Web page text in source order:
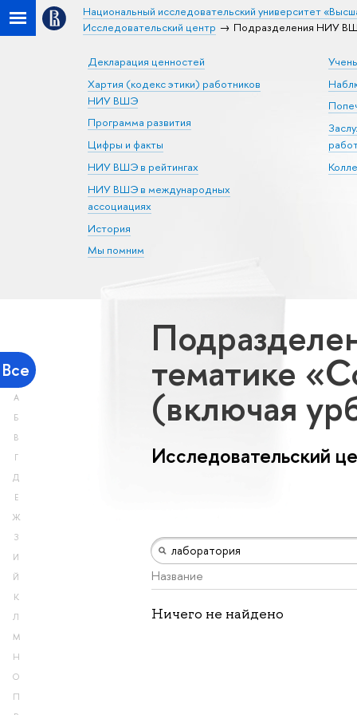
Национальный исследовательский университет
Исследовательский центр
Подразделения НИУ
Декларация ценностей
Хартия (кодекс этики) работников
НИУ ВШЭ
Программа развития
Цифры и факты
НИУ ВШЭ в рейтингах
НИУ ВШЭ в международных
ассоциациях
История
Мы помним
Все
А
Б
В
Г
Д
Е
Ж
З
И
Й
К
Л
М
Н
О
П
тематике
(включая
Исследовательский
Название
Ничего не найдено